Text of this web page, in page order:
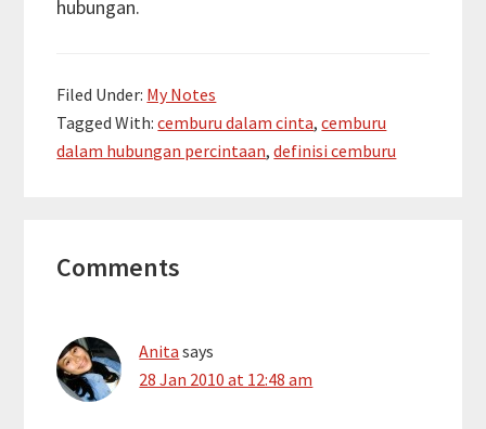
hubungan.
Filed Under: My Notes
Tagged With:cemburu dalam cinta,cemburu
dalam hubungan percintaan,definisi cemburu
Interactions
Comments
Anita says
28 Jan 2010 at 12:48 am